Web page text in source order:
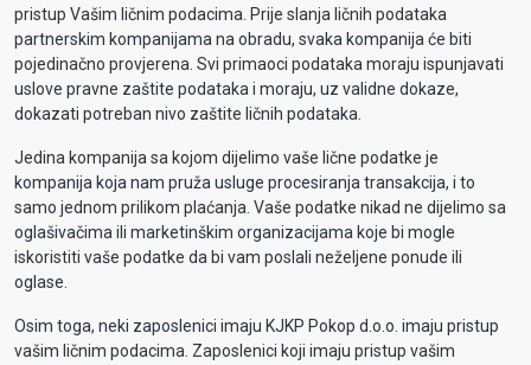
pristup Vašim ličnim podacima. Prije slanja ličnih podataka
partnerskim kompanijama na obradu, svaka kompanija će biti
pojedinačno provjerena. Svi primaoci podataka moraju ispunjavati
uslove pravne zaštite podataka i moraju, uz validne dokaze,
dokazati potreban nivo zaštite ličnih podataka.
Jedina kompanija sa kojom dijelimo vaše lične podatke je
kompanija koja nam pruža usluge procesiranja transakcija, i to
samo jednom prilikom plaćanja. Vaše podatke nikad ne dijelimo sa
oglašivačima ili marketinškim organizacijama koje bi mogle
iskoristiti vaše podatke da bi vam poslali neželjene ponude ili
oglase.
Osim toga, neki zaposlenici imaju KJKP Pokop d.o.o. imaju pristup
vašim ličnim podacima. Zaposlenici koji imaju pristup vašim